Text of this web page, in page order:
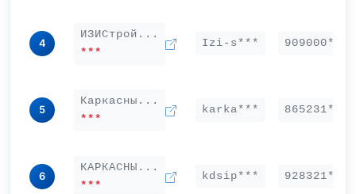
4
ИЗИСтрой...
***
Izi-s*** 909000***
5
Каркасны...
***
karka*** 865231***
6
КАРКАСНЫ...
***
kdsip*** 928321***